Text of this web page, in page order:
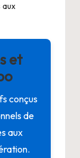
aux
et
conçus
de
aux